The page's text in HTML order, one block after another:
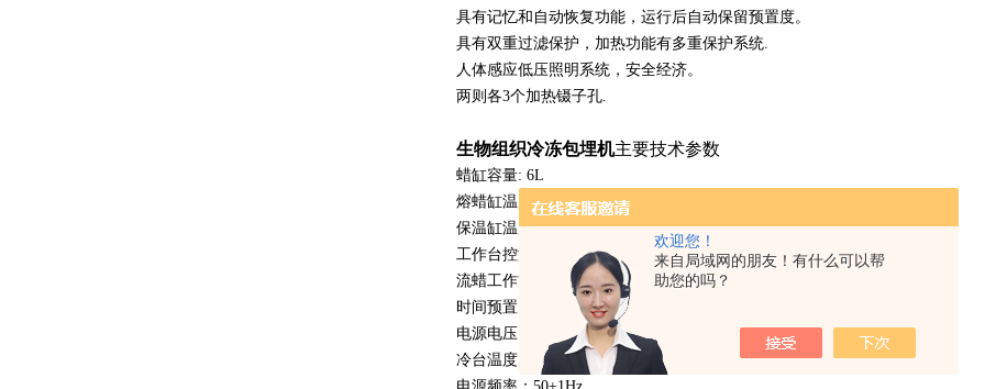
欢迎您！
来自局域网的朋友！有什么可以帮
助您的吗？
具有记忆和自动恢复功能，运行后自动保留预置度。
具有双重过滤保护，加热功能有多重保护系统.
人体感应低压照明系统，安全经济。
两则各3个加热镊子孔.
生物组织冷冻包埋机主要技术参数
蜡缸容量: 6L
熔蜡缸温度预置范围：0℃~99℃
保温缸温度预置范围：0℃~99℃
工作台控温范围：0℃~99℃
流蜡工作方式：自动软接触开关、脚动开关控制
时间预置：可在0-24小时内任意设定开机及关机时间
电源电压：AC220V±10％
冷台温度：常温~ -20℃